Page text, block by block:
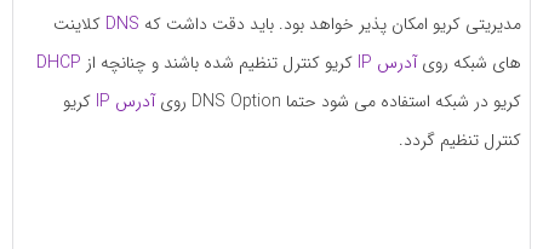
مدیریتی کریو امکان پذیر خواهد بود. باید دقت داشت که DNSکلاینت
های شبکه رویآدرس IP کریو کنترل تنظیم شده باشند و چنانچه از DHCP
کریو در شبکه استفاده می شود حتما DNS Option روی
آدرس IP
کریو
کنترل تنظیم گردد.